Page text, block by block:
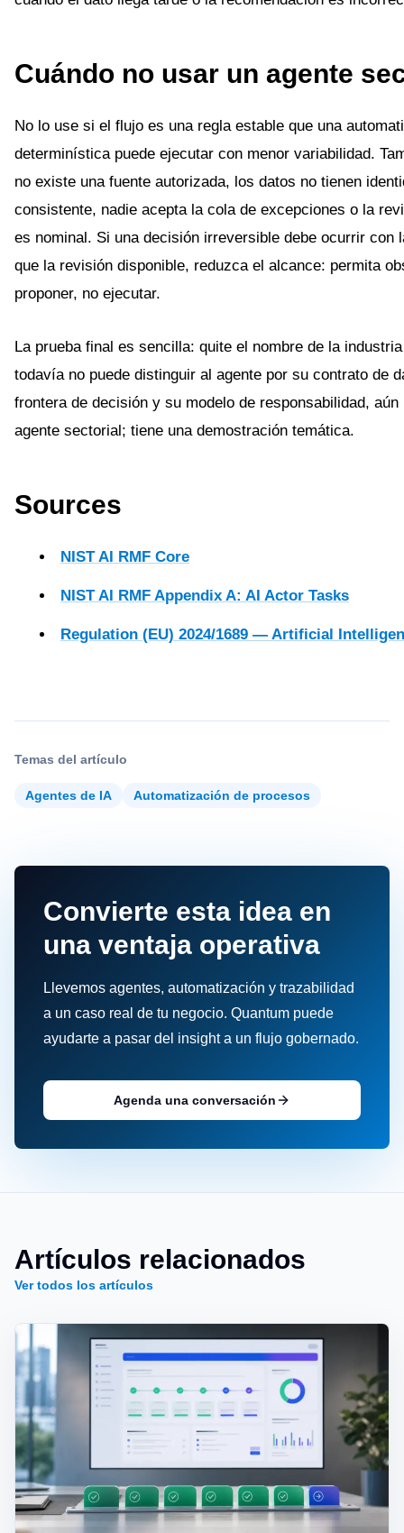
Cuándo no usar un agente
No lo use si el flujo es una regla estable que una
determinística puede ejecutar con menor variabilidad.
no existe una fuente autorizada, los datos no tienen
consistente, nadie acepta la cola de excepciones o la
es nominal. Si una decisión irreversible debe ocurrir con
que la revisión disponible, reduzca el alcance: permita
proponer, no ejecutar.
La prueba final es sencilla: quite el nombre de la
todavía no puede distinguir al agente por su contrato de
frontera de decisión y su modelo de responsabilidad, aún
agente sectorial; tiene una demostración temática.
Sources
NIST AI RMF Core
NIST AI RMF Appendix A: AI Actor Tasks
Regulation (EU) 2024/1689 — Artificial
Temas del artículo
Agentes de IA Automatización de procesos
Convierte esta idea en
una ventaja operativa
Llevemos agentes, automatización y trazabilidad
a un caso real de tu negocio. Quantum puede
ayudarte a pasar del insight a un flujo gobernado.
Agenda una conversación
Artículos relacionados
Ver todos los artículos